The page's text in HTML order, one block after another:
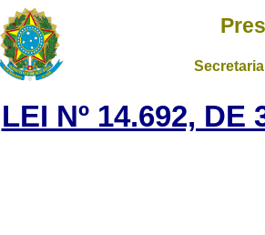
LEI Nº 14.692, DE